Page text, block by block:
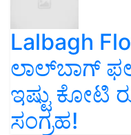
Lalbagh
ಲಾಲ್‌ಬಾಗ್
ಇಷ್ಟು ಕೋಟಿ
ಸಂಗ್ರಹ!